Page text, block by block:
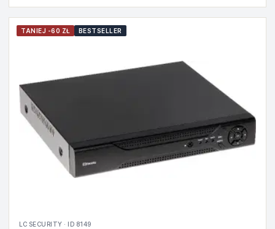
TANIEJ -60 ZŁ BESTSELLER
LC SECURITY · ID 8149